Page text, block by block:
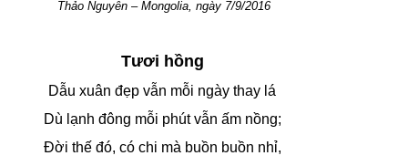
Thảo Nguyên – Mongolia, ngày 7/9/2016
Tươi hồng
Dẫu xuân đẹp vẫn mỗi ngày thay lá
Dù lạnh đông mỗi phút vẫn ấm nồng;
Đời thế đó, có chi mà buồn buồn nhỉ,